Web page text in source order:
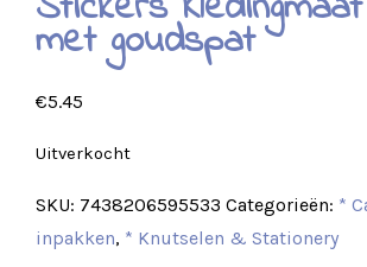
met goudspat
€5.45
Uitverkocht
SKU: 7438206595533 Categorieën: *
inpakken, * Knutselen & Stationery